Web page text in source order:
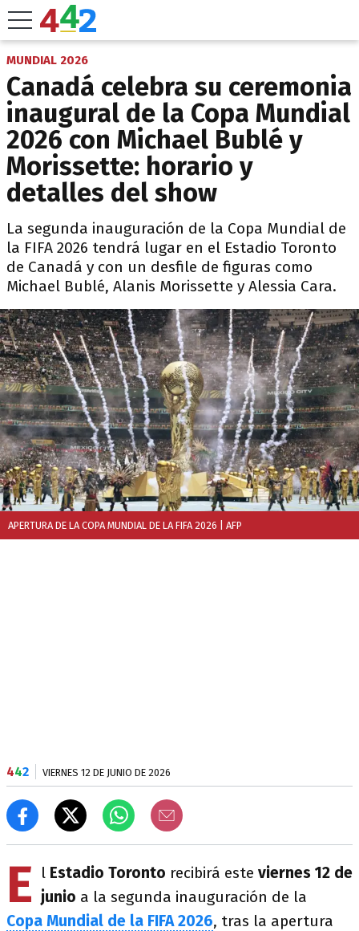
MUNDIAL 2026
Canadá celebra su ceremonia
inaugural de la Copa Mundial
2026 con Michael Bublé y
Morissette: horario y
detalles del show
La segunda inauguración de la Copa Mundial de
la FIFA 2026 tendrá lugar en el Estadio Toronto
de Canadá y con un desfile de figuras como
Michael Bublé, Alanis Morissette y Alessia Cara.
APERTURA DE LA COPA MUNDIAL DE LA FIFA 2026 | AFP
442 VIERNES 12 DE JUNIO DE 2026
E l Estadio Toronto recibirá este viernes 12 de
junio a la segunda inauguración de la
Copa Mundial de la FIFA 2026, tras la apertura